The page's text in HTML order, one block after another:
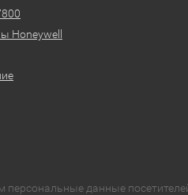
Honeywell
данные